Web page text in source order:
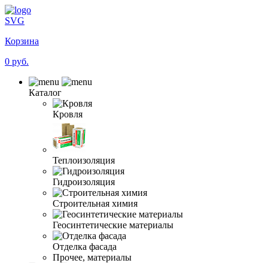
SVG
Корзина
0 руб.
Каталог
Кровля
Теплоизоляция
Гидроизоляция
Строительная химия
Геосинтетические материалы
Отделка фасада
Прочее, материалы